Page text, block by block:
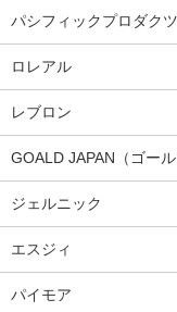
パシフィックプロダクツ
ロレアル
レブロン
GOALD JAPAN（ゴール
ジェルニック
エスジィ
パイモア